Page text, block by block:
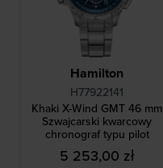
Hamilton
H77922141
Khaki X-Wind GMT 46 mm
Szwajcarski kwarcowy
chronograf typu pilot
5 253,00 zł